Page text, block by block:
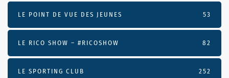
LE POINT DE VUE DES JEUNES 53
LE RICO SHOW – #RICOSHOW 82
LE SPORTING CLUB 252